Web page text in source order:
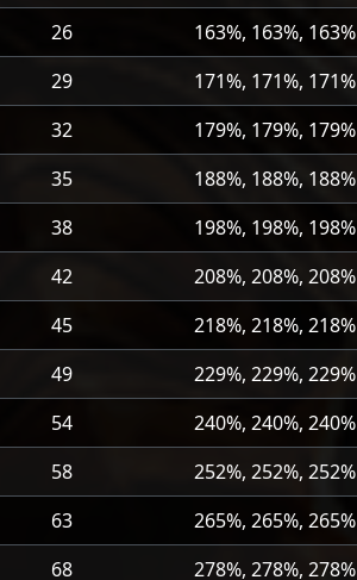
26
163%, 163%, 163%
29
171%, 171%, 171%
32
179%, 179%, 179%
35
188%, 188%, 188%
38
198%, 198%, 198%
42
208%, 208%, 208%
45
218%, 218%, 218%
49
229%, 229%, 229%
54
240%, 240%, 240%
58
252%, 252%, 252%
63
265%, 265%, 265%
68
278%, 278%, 278%